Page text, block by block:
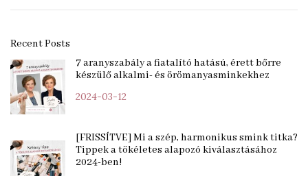
Recent Posts
7 aranyszabály a fiatalító hatású, érett bőrre
készülő alkalmi- és örömanyasminkekhez
2024-03-12
[FRISSÍTVE] Mi a szép, harmonikus smink titka?
Tippek a tökéletes alapozó kiválasztásához
2024-ben!